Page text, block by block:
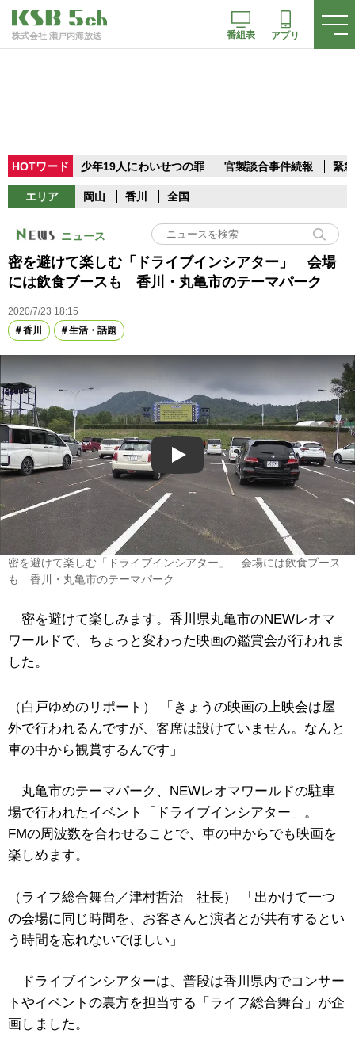
株式会社 瀬戸内海放送 番組表 アプリ
HOTワード 少年19人にわいせつの罪 官製談合事件続報 緊
エリア 岡山 香川 全国
ニュース
密を避けて楽しむ「ドライブインシアター」 会場
には飲食ブースも 香川・丸亀市のテーマパーク
2020/7/23 18:15
香川
生活・話題
Play
密を避けて楽しむ「ドライブインシアター」 会場には飲食ブース
も 香川・丸亀市のテーマパーク
密を避けて楽しみます。香川県丸亀市のNEWレオマ
ワールドで、ちょっと変わった映画の鑑賞会が行われま
した。
（白戸ゆめのリポート） 「きょうの映画の上映会は屋
外で行われるんですが、客席は設けていません。なんと
車の中から観賞するんです」
丸亀市のテーマパーク、NEWレオマワールドの駐車
場で行われたイベント「ドライブインシアター」。
FMの周波数を合わせることで、車の中からでも映画を
楽しめます。
（ライフ総合舞台／津村哲治 社長） 「出かけて一つ
の会場に同じ時間を、お客さんと演者とが共有するとい
う時間を忘れないでほしい」
ドライブインシアターは、普段は香川県内でコンサー
トやイベントの裏方を担当する「ライフ総合舞台」が企
画しました。